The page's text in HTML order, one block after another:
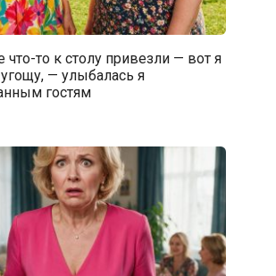
то к столу привезли — вот я
— улыбалась я
гостям